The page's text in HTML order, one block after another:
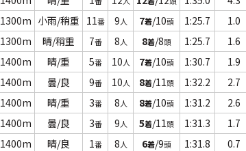
1300m 小雨/稍重 11番 9人 7着/10頭 1:25.7 1.0
1300m 晴/稍重 7番 8人 8着/8頭 1:25.7 1.6
1400m 晴/重 5番 10人 7着/10頭 1:30.7 1.9
1400m 曇/良 9番 10人 8着/11頭 1:32.2 2.7
1400m 晴/重 3番 8人 8着/10頭 1:31.2 2.6
1400m 曇/良 3番 9人 5着/11頭 1:31.3 1.7
1400m 晴/良 1番 8人 6着/9頭 1:31.8 0.7